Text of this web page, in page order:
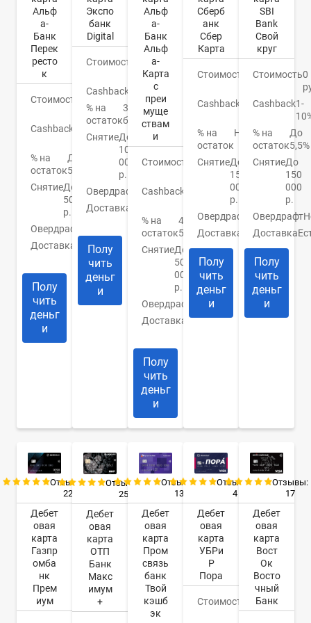
Альф
а-
Банк
Перек
ресто
к
Стоимость
руб.
Cashback
% на
остаток
До
5%
СнятиеДо
50000
р.
Овердрафт
Доставка
1-5
Полу
чить
деньг
и
Экспо
банк
Digital
Стоимость
руб.
Cashback
Бонусы
% на
остаток
3%
бонусами
СнятиеДо
100
000
р.
Овердрафт
Нет
Доставка
курьер
Полу
чить
деньг
и
Альф
а-
Банк
Альф
а-
Карта
с
преи
муще
ствам
и
Стоимость
Cashback
% на
остаток
4-
5%
СнятиеДо
50
000
р.
Овердрафт
Доставка Банк/
Полу
чить
деньг
и
Сберб
анк
Сбер
Карта
Стоимость
Cashback
До
% на
остаток
Нет
СнятиеДо
150
000
р.
Овердрафт
Нет
Доставка
Банк
Полу
чить
деньг
и
SBI
Bank
Свой
круг
Стоимость0
Cashback1-
% на
остаток
До
5,5%
СнятиеДо
150
000
р.
Овердрафт
Доставка
Полу
чить
деньг
и
Отзывы:
22
Дебет
овая
карта
Газпр
омба
нк
Прем
иум
Отзывы:
25
Дебет
овая
карта
ОТП
Банк
Макс
имум
+
Отзывы:
13
Дебет
овая
карта
Пром
связь
банк
Твой
кэшб
эк
Отзывы:
4
Дебет
овая
карта
УБРи
Р
Пора
Стоимость
руб.
Отзывы:
17
Дебет
овая
карта
Вост
Ок
Восто
чный
Банк